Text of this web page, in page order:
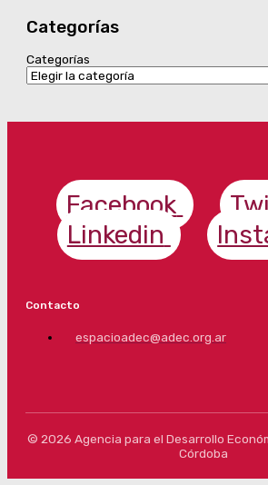
Categorías
Categorías
Facebook
Linkedin
Contacto
espacioadec@adec.org.ar
© 2026 Agencia para el Desarrollo
Córdoba